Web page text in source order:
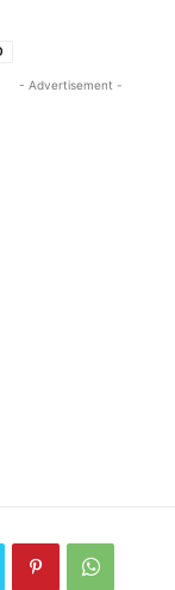
- Advertisement -